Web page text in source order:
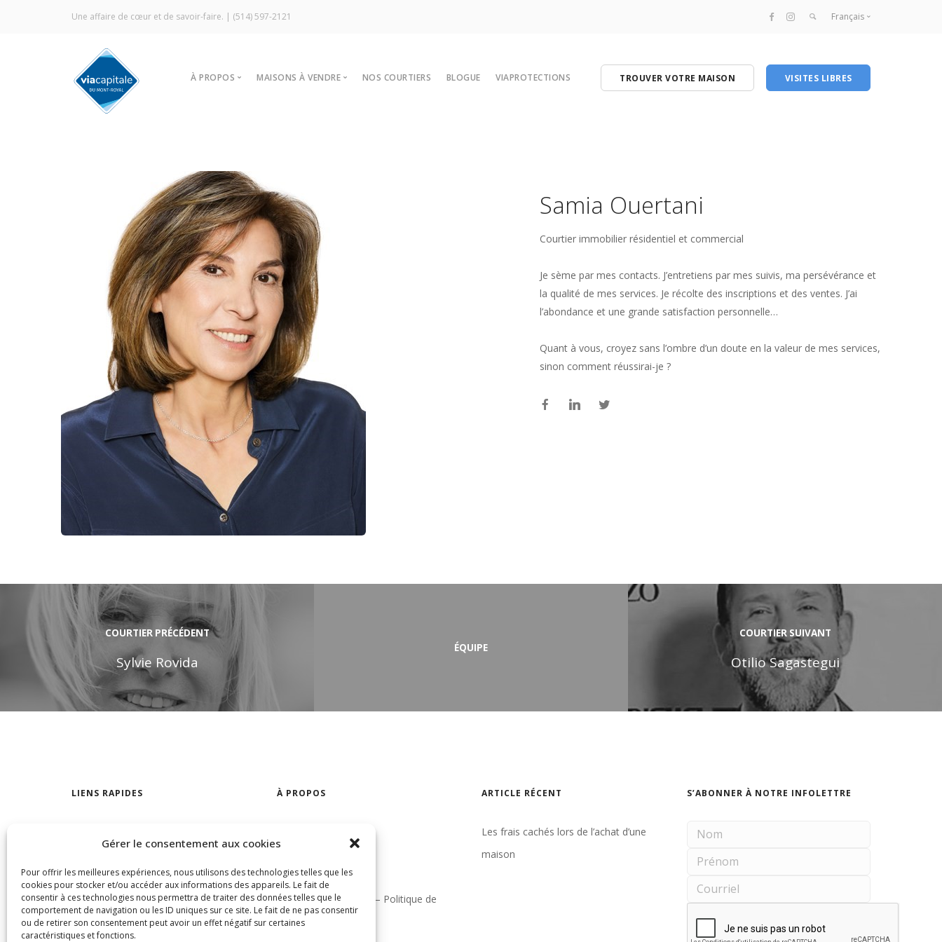
Gérer le consentement aux cookies
Pour offrir les meilleures expériences, nous utilisons des technologies telles que les
cookies pour stocker et/ou accéder aux informations des appareils. Le fait de
consentir à ces technologies nous permettra de traiter des données telles que le
comportement de navigation ou les ID uniques sur ce site. Le fait de ne pas consentir
ou de retirer son consentement peut avoir un effet négatif sur certaines
caractéristiques et fonctions.
Une affaire de cœur et de savoir-faire. | (514) 597-2121 Français
English
À PROPOS
Signature Via Capitale
Commercial
Prestige MLS
Témoignages
MAISONS À VENDRE NOS COURTIERS BLOGUE VIAPROTECTIONS TROUVER VOTRE MAISON VISITES LIBRES
Samia Ouertani
Courtier immobilier résidentiel et commercial
Je sème par mes contacts. J’entretiens par mes suivis, ma persévérance et
la qualité de mes services. Je récolte des inscriptions et des ventes. J’ai
l’abondance et une grande satisfaction personnelle…
Quant à vous, croyez sans l’ombre d’un doute en la valeur de mes services,
sinon comment réussirai-je ?
COURTIER PRÉCÉDENT
Sylvie Rovida
ÉQUIPE
COURTIER SUIVANT
Otilio Sagastegui
LIENS RAPIDES
À louer
À PROPOS
Nous joindre
Termes & conditions – Politique de
confidentialité
ARTICLE RÉCENT
Les frais cachés lors de l’achat d’une
maison
S’ABONNER À NOTRE INFOLETTRE